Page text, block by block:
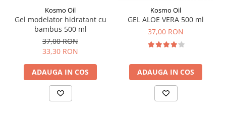
Kosmo Oil
Gel modelator hidratant cu
bambus 500 ml
37,00 RON
33,30 RON
ADAUGA IN COS
Kosmo Oil
GEL ALOE VERA 500 ml
37,00 RON
ADAUGA IN COS